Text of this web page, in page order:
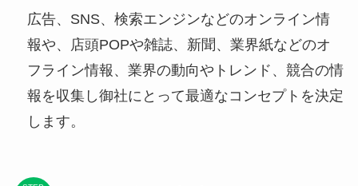
広告、SNS、検索エンジンなどのオンライン情
報や、店頭POPや雑誌、新聞、業界紙などのオ
フライン情報、業界の動向やトレンド、競合の情
報を収集し御社にとって最適なコンセプトを決定
します。